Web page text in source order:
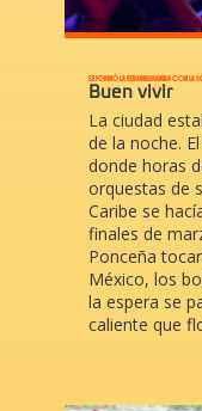
SE FORMÓ LA REBAMBARAMBA CON LA
Buen vivir
La ciudad
de la noche.
donde horas
orquestas de
Caribe se
finales de
Ponceña
México, los
la espera se
caliente que